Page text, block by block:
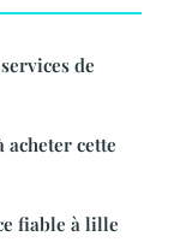
de
acheter cette
fiable à lille